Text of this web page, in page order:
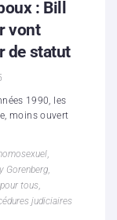
: Bill
vont
de statut
1990, les
moins ouvert
,
Gorenberg,
tous,
judiciaires